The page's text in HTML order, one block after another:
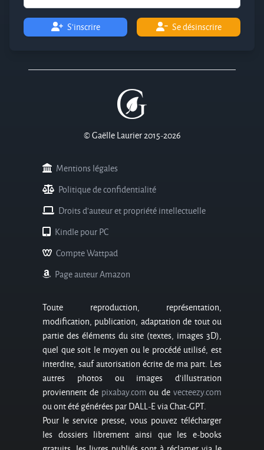
S'inscrire Se désinscrire
© Gaëlle Laurier 2015-2026
Mentions légales
Politique de confidentialité
Droits d'auteur et propriété intellectuelle
Kindle pour PC
Compte Wattpad
Page auteur Amazon
Toute reproduction, représentation,
modification, publication, adaptation de tout ou
partie des éléments du site (textes, images 3D),
quel que soit le moyen ou le procédé utilisé, est
interdite, sauf autorisation écrite de ma part. Les
autres photos ou images d’illustration
proviennent de pixabay.com ou devecteezy.com
ou ont été générées par DALL-E via Chat-GPT.
Pour le service presse, vous pouvez télécharger
les dossiers librement ainsi que les e-books